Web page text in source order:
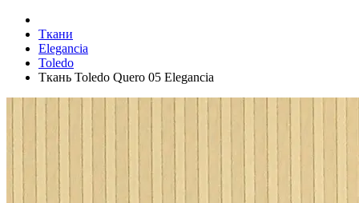
Ткани
Elegancia
Toledo
Ткань Toledo Quero 05 Elegancia